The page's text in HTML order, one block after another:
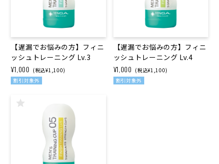
【遅漏でお悩みの方】フィニ
ッシュトレーニング Lv.3
¥1,000 (税込¥1,100)
割引対象外
【遅漏でお悩みの方】フィニ
ッシュトレーニング Lv.4
¥1,000 (税込¥1,100)
割引対象外